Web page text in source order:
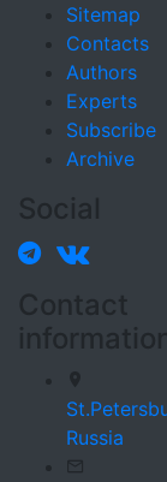
Sitemap
Contacts
Authors
Experts
Subscribe
Archive
Social
Contact
information
Russia